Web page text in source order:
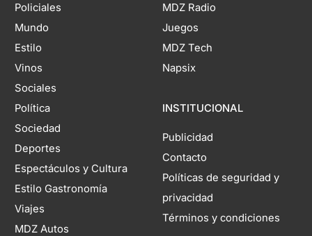
Policiales
Mundo
Estilo
Vinos
Sociales
Política
Sociedad
Deportes
Espectáculos y Cultura
Estilo Gastronomía
Viajes
MDZ Autos
MDZ Radio
Juegos
MDZ Tech
Napsix
INSTITUCIONAL
Publicidad
Contacto
Políticas de seguridad y
privacidad
Términos y condiciones